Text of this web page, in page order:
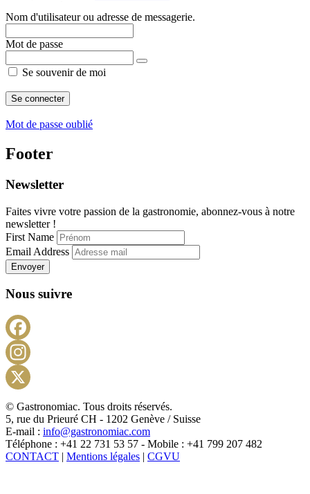
Nom d'utilisateur ou adresse de messagerie.
Mot de passe
Se souvenir de moi
Mot de passe oublié
Footer
Newsletter
Faites vivre votre passion de la gastronomie, abonnez-vous à notre
newsletter !
First Name
Email Address
Envoyer
Nous suivre
X
© Gastronomiac. Tous droits réservés.
5, rue du Prieuré CH - 1202 Genève / Suisse
E-mail : info@gastronomiac.com
Téléphone : +41 22 731 53 57 - Mobile : +41 799 207 482
CONTACT | Mentions légales | CGVU